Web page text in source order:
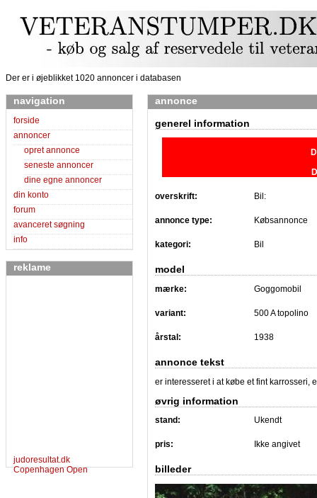
Der er i øjeblikket 1020 annoncer i databasen
navigation
forside
annoncer
opret annonce
seneste annoncer
dine egne annoncer
din konto
forum
avanceret søgning
info
reklame
judoresultat.dk
Copenhagen Open
annonce
generel information
overskrift: Bil:
annonce type: Købsannonce
kategori: Bil
model
mærke: Goggomobil
variant: 500 A topolino
årstal: 1938
annonce tekst
er interesseret i at købe et fint karrosseri,
øvrig information
stand: Ukendt
pris: Ikke angivet
billeder